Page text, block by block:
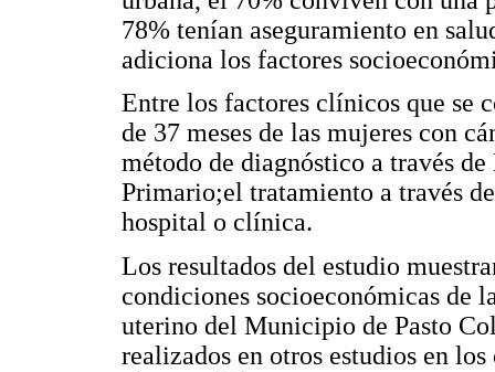
78% tenían aseguramiento en
adiciona los factores
Entre los factores clínicos que se
de 37 meses de las mujeres con
método de diagnóstico a través
Primario;el tratamiento a través
hospital o clínica.
Los resultados del estudio
condiciones socioeconómicas de
uterino del Municipio de Pasto
realizados en otros estudios en